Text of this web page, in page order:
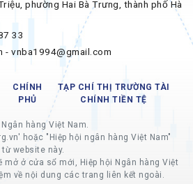
phường Hai Bà Trưng, thành phố Hà
33
- vnba1994@gmail.com
CHÍNH
PHỦ
TẠP CHÍ THỊ TRƯỜNG TÀI
CHÍNH TIỀN TỆ
hàng Việt Nam.
hoặc "Hiệp hội ngân hàng Việt Nam"
website này.
mở ở cửa sổ mới, Hiệp hội Ngân hàng Việt
về nội dung các trang liên kết ngoài.